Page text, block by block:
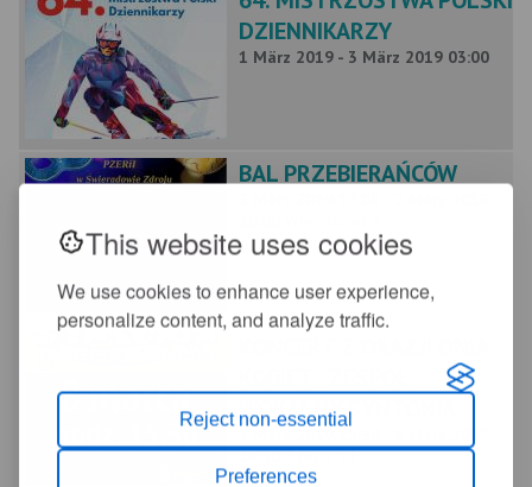
This website uses cookies
We use cookies to enhance user experience,
personalize content, and analyze traffic.
Reject non-essential
Preferences
DZIENNIKARZY
1 März 2019 - 3 März 2019 03:00
BAL PRZEBIERAŃCÓW
WOKALNY SYNTONIA
18:303 Maja 1 |